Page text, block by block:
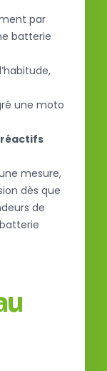
par
batterie
une moto
réactifs
mesure,
dès que
de